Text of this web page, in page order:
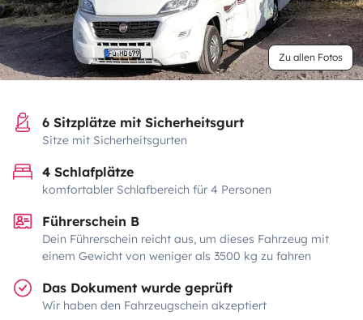
Zu allen Fotos
6 Sitzplätze mit Sicherheitsgurt
Sitze mit Sicherheitsgurten
4 Schlafplätze
komfortabler Schlafbereich für 4 Personen
Führerschein B
Dein Führerschein reicht aus, um dieses Fahrzeug mit
einem Gewicht von weniger als 3500 kg zu fahren
Das Dokument wurde geprüft
Wir haben den Fahrzeugschein akzeptiert